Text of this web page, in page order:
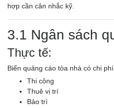
hợp cần cân nhắc kỹ.
3.1 Ngân sách
Thực tế:
Biển quảng cáo tòa nhà có chi
Thi công
Thuê vị trí
Bảo trì